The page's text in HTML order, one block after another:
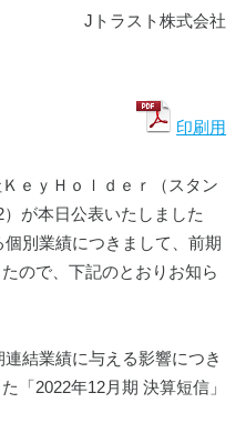
Jトラスト株式会社
印刷用
ｅｙＨｏｌｄｅｒ（スタン
が本日公表いたしました
別業績につきまして、前期
ので、下記のとおりお知ら
結業績に与える影響につき
「2022年12月期 決算短信」